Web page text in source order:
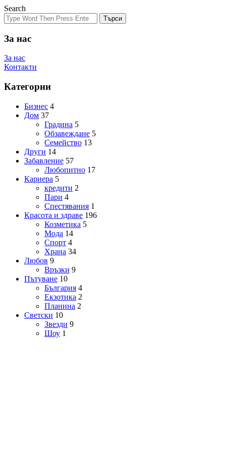
Search
Търси
За нас
За нас
Контакти
Категории
Бизнес 4
Дом 37
Градина 5
Обзавеждане 5
Семейство 13
Други 14
Забавление 57
Любопитно 17
Кариера 5
кредити 2
Пари 4
Спестявания 1
Красота и здраве 196
Козметика 5
Мода 14
Спорт 4
Храна 34
Любов 9
Връзки 9
Пътуване 10
България 4
Екзотика 2
Планина 2
Светски 10
Звезди 9
Шоу 1